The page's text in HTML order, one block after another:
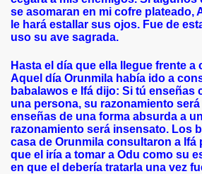
se asomaran en mi cofre plateado,
le hará estallar sus ojos. Fue de
uso su ave sagrada.
Hasta el día que ella llegue frente a
Aquel día Orunmila había ido a
babalawos e Ifá dijo: Si tú enseñas
una persona, su razonamiento
enseñas de una forma absurda a
razonamiento será insensato. Los
casa de Orunmila consultaron a Ifá
que el iría a tomar a Odu como su
en que el debería tratarla una vez